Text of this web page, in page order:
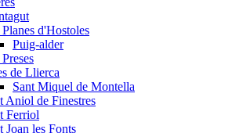
d'Hostoles
Puig-alder
de Llierca
Sant Miquel de Montella
Aniol de Finestres
Ferriol
Joan les Fonts